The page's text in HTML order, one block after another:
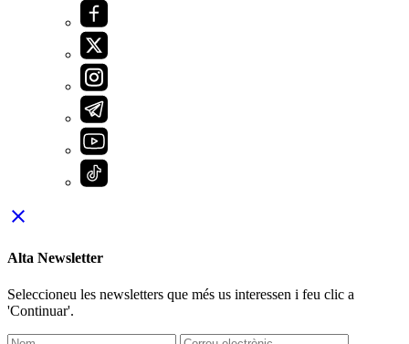
close
Alta Newsletter
Seleccioneu les newsletters que més us interessen i feu clic a
'Continuar'.